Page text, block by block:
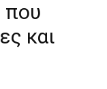
που
και